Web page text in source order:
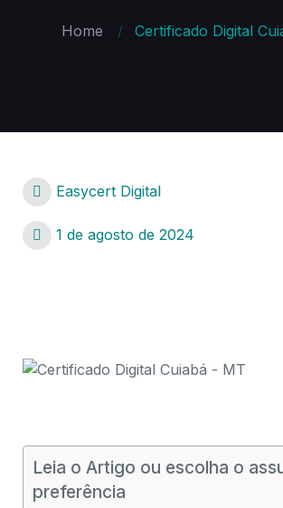
Home Certificado Digital
Easycert Digital
1 de agosto de 2024
Leia o Artigo ou escolha o
preferência